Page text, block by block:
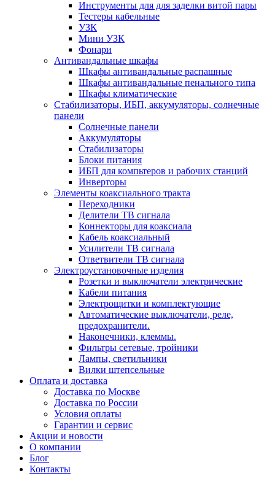
Инструменты для для заделки витой пары
Тестеры кабельные
УЗК
Мини УЗК
Фонари
Антивандальные шкафы
Шкафы антивандальные распашные
Шкафы антивандальные пенального типа
Шкафы климатические
Стабилизаторы, ИБП, аккумуляторы, солнечные
панели
Солнечные панели
Аккумуляторы
Стабилизаторы
Блоки питания
ИБП для компьтеров и рабочих станций
Инверторы
Элементы коаксиального тракта
Переходники
Делители ТВ сигнала
Коннекторы для коаксиала
Кабель коаксиальный
Усилители ТВ сигнала
Ответвители ТВ сигнала
Электроустановочные изделия
Розетки и выключатели электрические
Кабели питания
Электрощитки и комплектующие
Автоматические выключатели, реле,
предохранители.
Наконечники, клеммы.
Фильтры сетевые, тройники
Лампы, светильники
Вилки штепсельные
Оплата и доставка
Доставка по Москве
Доставка по России
Условия оплаты
Гарантии и сервис
Акции и новости
О компании
Блог
Контакты